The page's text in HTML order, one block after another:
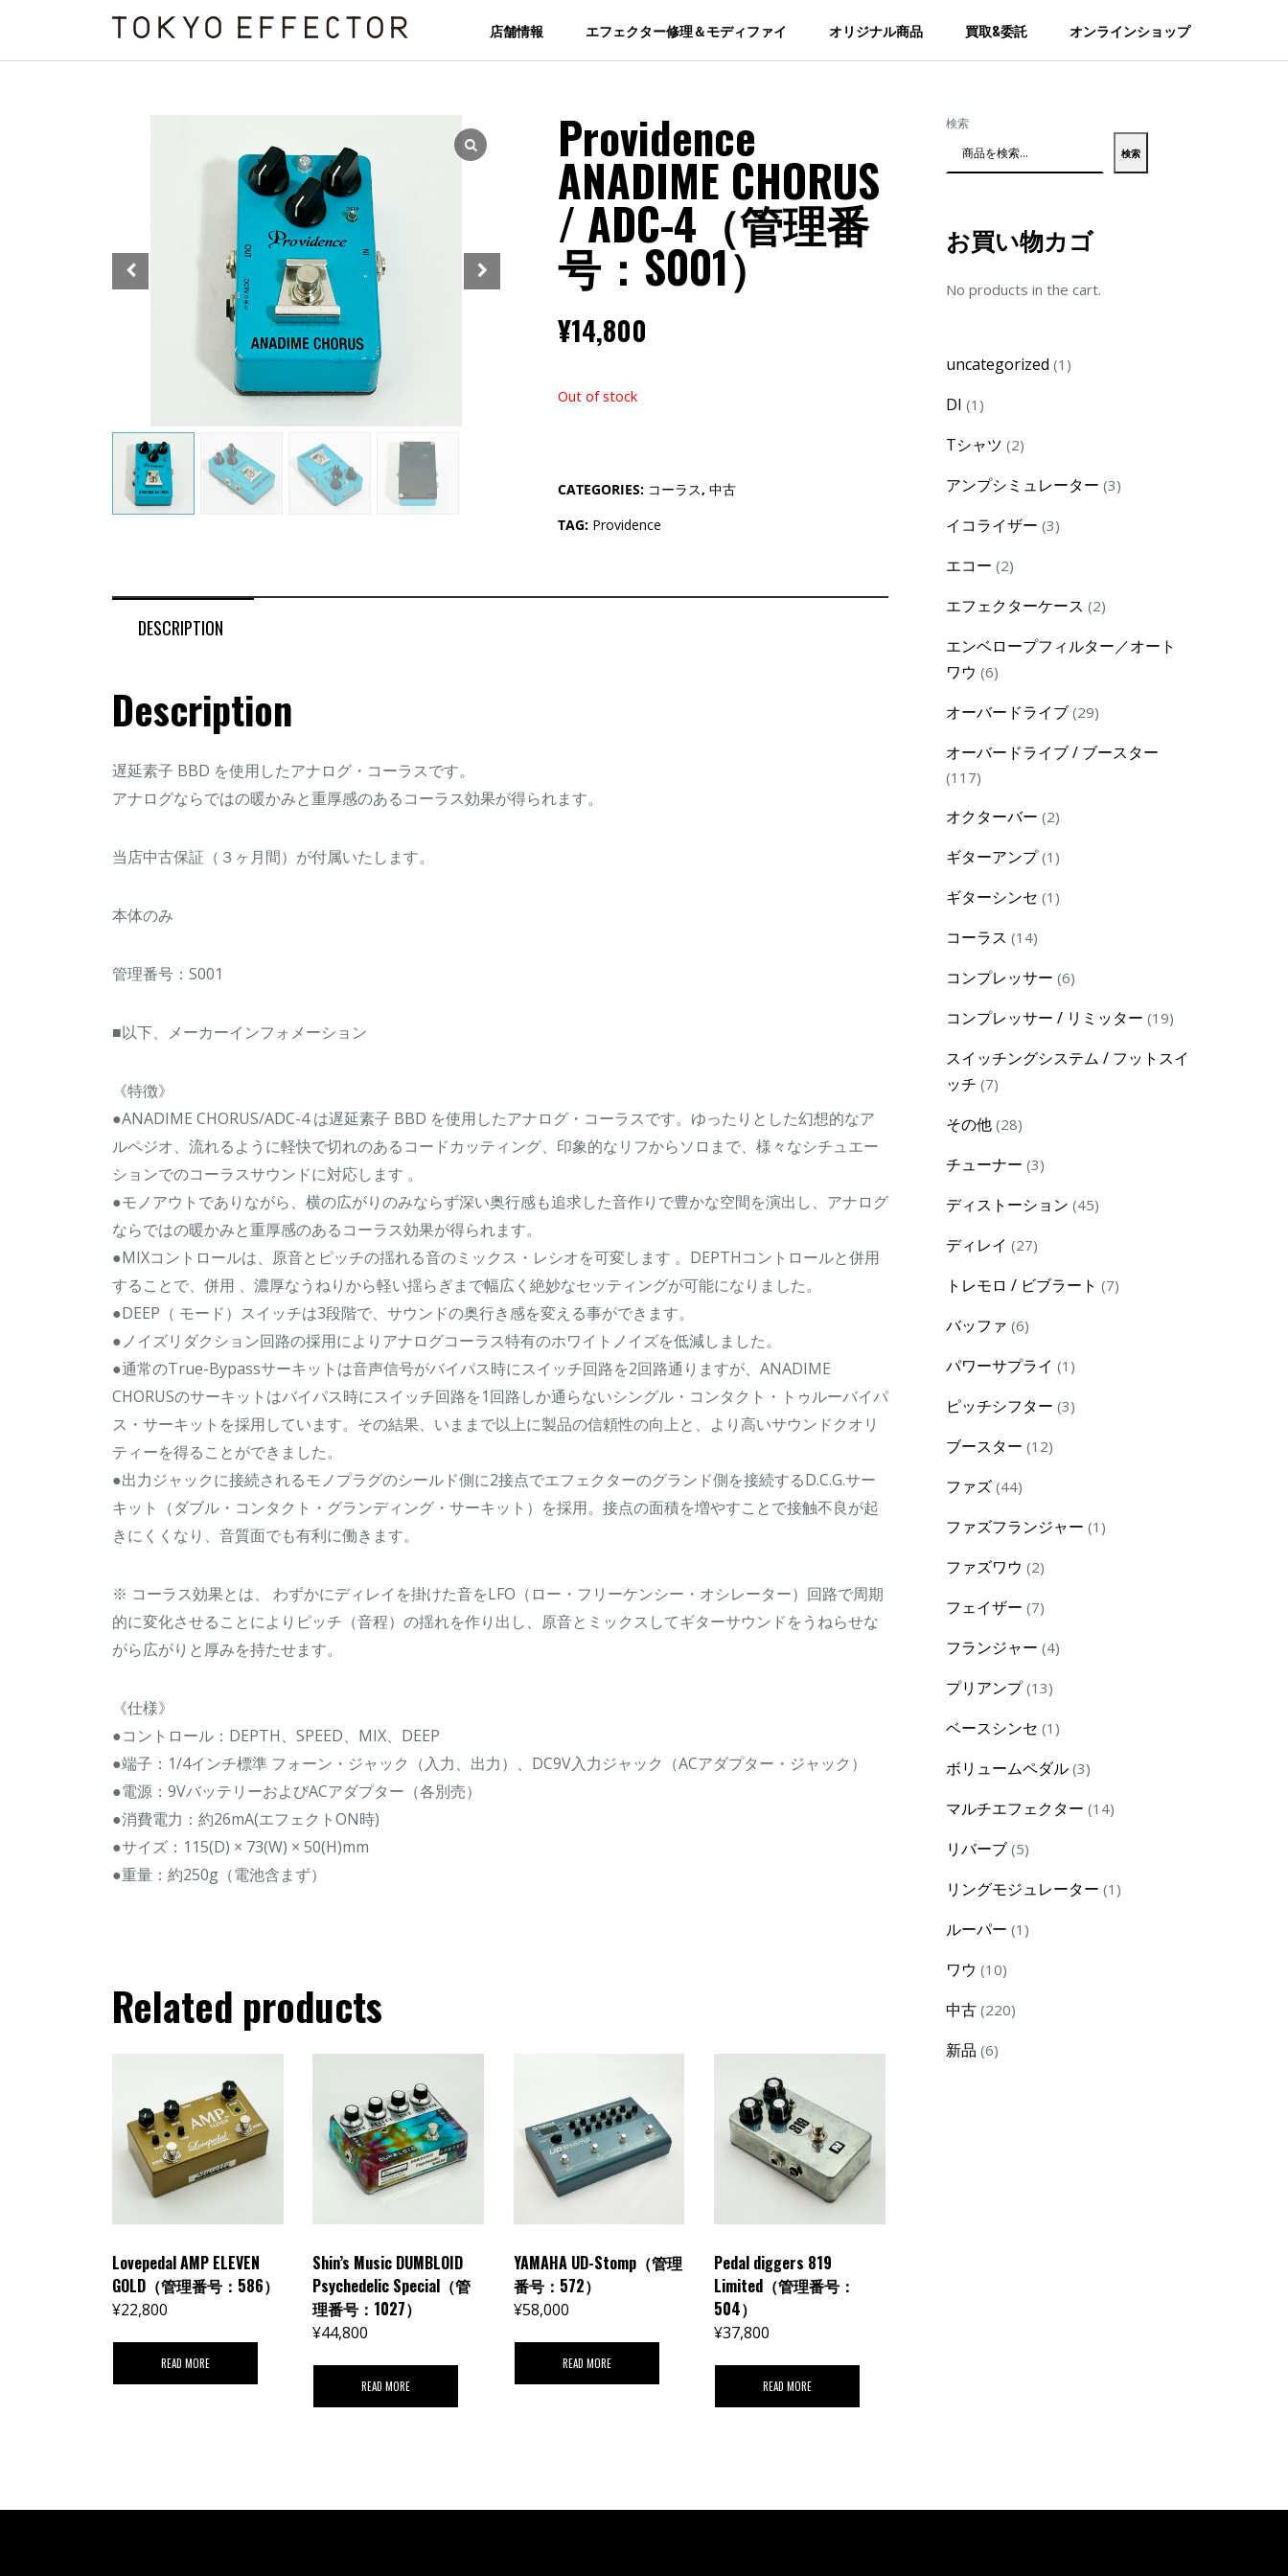
店舗情報 エフェクター修理＆モディファイ オリジナル商品 買取&委託 オンラインショップ
Providence
ANADIME CHORUS
/ ADC-4（管理番
号：S001）
¥14,800
Out of stock
CATEGORIES: コーラス, 中古
TAG: Providence
DESCRIPTION
Description
遅延素子 BBD を使用したアナログ・コーラスです。
アナログならではの暖かみと重厚感のあるコーラス効果が得られます。
当店中古保証（３ヶ月間）が付属いたします。
本体のみ
管理番号：S001
■以下、メーカーインフォメーション
《特徴》
●ANADIME CHORUS/ADC-4 は遅延素子 BBD を使用したアナログ・コーラスです。ゆったりとした幻想的なア
ルペジオ、流れるように軽快で切れのあるコードカッティング、印象的なリフからソロまで、様々なシチュエー
ションでのコーラスサウンドに対応します 。
●モノアウトでありながら、横の広がりのみならず深い奥行感も追求した音作りで豊かな空間を演出し、アナログ
ならではの暖かみと重厚感のあるコーラス効果が得られます。
●MIXコントロールは、原音とピッチの揺れる音のミックス・レシオを可変します 。DEPTHコントロールと併用
することで、併用 、濃厚なうねりから軽い揺らぎまで幅広く絶妙なセッティングが可能になりました。
●DEEP（ モード）スイッチは3段階で、サウンドの奥行き感を変える事ができます。
●ノイズリダクション回路の採用によりアナログコーラス特有のホワイトノイズを低減しました。
●通常のTrue-Bypassサーキットは音声信号がバイパス時にスイッチ回路を2回路通りますが、ANADIME
CHORUSのサーキットはバイパス時にスイッチ回路を1回路しか通らないシングル・コンタクト・トゥルーバイパ
ス・サーキットを採用しています。その結果、いままで以上に製品の信頼性の向上と、より高いサウンドクオリ
ティーを得ることができました。
●出力ジャックに接続されるモノプラグのシールド側に2接点でエフェクターのグランド側を接続するD.C.G.サー
キット（ダブル・コンタクト・グランディング・サーキット）を採用。接点の面積を増やすことで接触不良が起
きにくくなり、音質面でも有利に働きます。
※ コーラス効果とは、 わずかにディレイを掛けた音をLFO（ロー・フリーケンシー・オシレーター）回路で周期
的に変化させることによりピッチ（音程）の揺れを作り出し、原音とミックスしてギターサウンドをうねらせな
がら広がりと厚みを持たせます。
《仕様》
●コントロール：DEPTH、SPEED、MIX、DEEP
●端子：1/4インチ標準 フォーン・ジャック（入力、出力）、DC9V入力ジャック（ACアダプター・ジャック）
●電源：9VバッテリーおよびACアダプター（各別売）
●消費電力：約26mA(エフェクトON時)
●サイズ：115(D) × 73(W) × 50(H)mm
●重量：約250g（電池含まず）
Related products
Lovepedal AMP ELEVEN
GOLD（管理番号：586）
¥22,800
READ MORE
Shin’s Music DUMBLOID
Psychedelic Special（管
理番号：1027）
¥44,800
READ MORE
YAMAHA UD-Stomp（管理
番号：572）
¥58,000
READ MORE
Pedal diggers 819
Limited（管理番号：
504）
¥37,800
READ MORE
検索
検索
お買い物カゴ
No products in the cart.
uncategorized 1 1
DI 1 1
Tシャツ 22
アンプシミュレーター 33
イコライザー 33
エコー 22
エフェクターケース 22
エンベロープフィルター／オート
ワウ 66
オーバードライブ 2929
オーバードライブ / ブースター
117117
オクターバー 22
ギターアンプ 1 1
ギターシンセ 1 1
コーラス 1414
コンプレッサー 66
コンプレッサー / リミッター 1919
スイッチングシステム / フットスイ
ッチ 77
その他 2828
チューナー 33
ディストーション 4545
ディレイ 2727
トレモロ / ビブラート 77
バッファ 66
パワーサプライ 1 1
ピッチシフター 33
ブースター 1212
ファズ 4444
ファズフランジャー 1 1
ファズワウ 22
フェイザー 77
フランジャー 44
プリアンプ 1313
ベースシンセ 1 1
ボリュームペダル 33
マルチエフェクター 1414
リバーブ 55
リングモジュレーター 1 1
ルーパー 1 1
ワウ 1010
中古 220220
新品 66